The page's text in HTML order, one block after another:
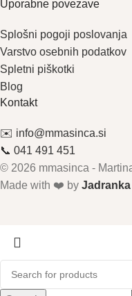
Uporabne povezave
Splošni pogoji poslovanja
Varstvo osebnih podatkov
Spletni piškotki
Blog
Kontakt
✉️ info@mmasinca.si
📞 041 491 451
© 2026 mmasinca -
Made with ❤️ by Jadranka